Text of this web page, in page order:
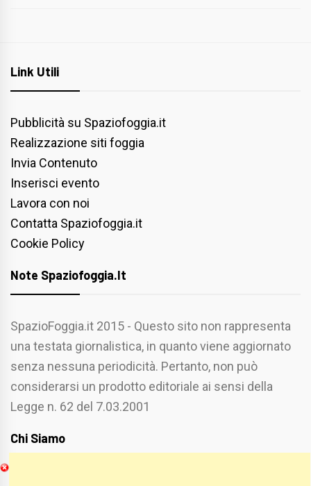
Link Utili
Pubblicità su Spaziofoggia.it
Realizzazione siti foggia
Invia Contenuto
Inserisci evento
Lavora con noi
Contatta Spaziofoggia.it
Cookie Policy
Note Spaziofoggia.it
SpazioFoggia.it 2015 - Questo sito non rappresenta
una testata giornalistica, in quanto viene aggiornato
senza nessuna periodicità. Pertanto, non può
considerarsi un prodotto editoriale ai sensi della
Legge n. 62 del 7.03.2001
Chi Siamo